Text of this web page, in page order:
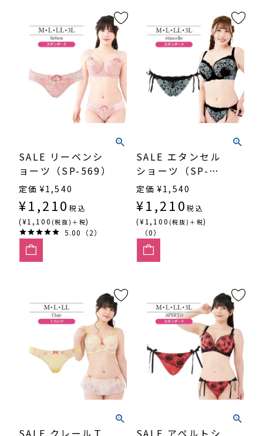
SALE リーベンシ
ョーツ（SP-569）
定価 ¥1,540
¥1,210 税込
(¥1,100 (税抜)＋税)
5.00（2）
SALE エタンセル
ショーツ（SP-
568）
定価 ¥1,540
¥1,210 税込
(¥1,100 (税抜)＋税)
（0）
SALE クレールＴ SALE アペルトシ